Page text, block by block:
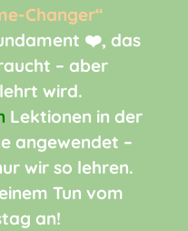
Changer“
❤️, das
– aber
wird.
Lektionen in der
angewendet –
wir so lehren.
Tun vom
an!